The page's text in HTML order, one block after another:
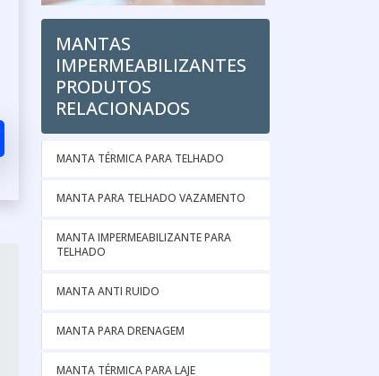
MANTAS
IMPERMEABILIZANTES
PRODUTOS
RELACIONADOS
MANTA TÉRMICA PARA TELHADO
MANTA PARA TELHADO VAZAMENTO
MANTA IMPERMEABILIZANTE PARA
TELHADO
MANTA ANTI RUIDO
MANTA PARA DRENAGEM
MANTA TÉRMICA PARA LAJE